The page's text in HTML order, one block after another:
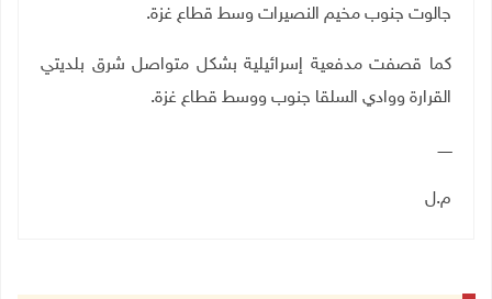
جالوت جنوب مخيم النصيرات وسط قطاع غزة.
كما قصفت مدفعية إسرائيلية بشكل متواصل شرق بلديتي
القرارة ووادي السلقا جنوب ووسط قطاع غزة.
ــــــ
م.ل